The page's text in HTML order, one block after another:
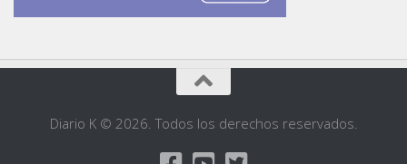
Diario K © 2026. Todos los derechos reservados.